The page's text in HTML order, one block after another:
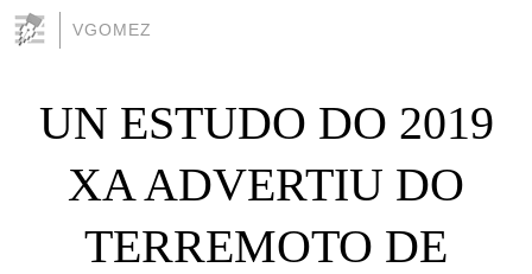
VGOMEZ
UN ESTUDO DO 2019
XA ADVERTIU DO
TERREMOTO DE